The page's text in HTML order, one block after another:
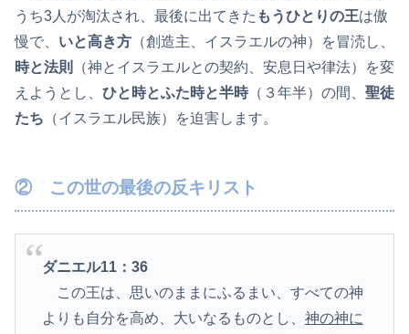
うち3人が淘汰され、最後に出てきた もうひとりの王は傲
慢で、 いと高き方 （創造主、イスラエルの神）を冒涜し、
時と法則
（神とイスラエルとの契約、安息日や律法）を変
えようとし、 ひと時とふた時と半時（３年半）の間、 聖徒
たち （イスラエル民族）を迫害します。
② この世の最後の反キリスト
ダニエル11：36
この王は、思いのままにふるまい、すべての神
よりも自分を高め、大いなるものとし、 神の神に